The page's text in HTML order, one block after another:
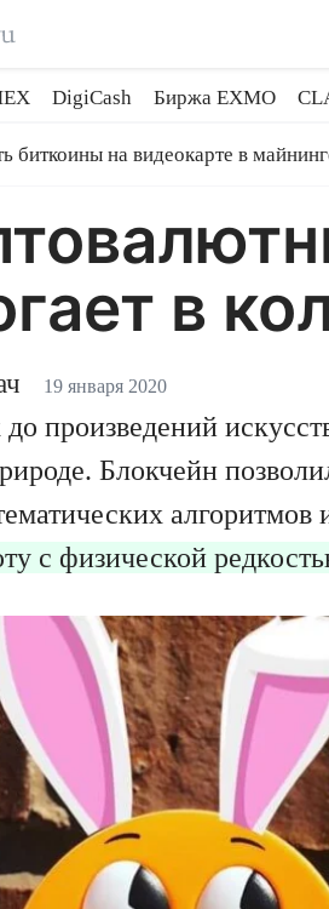
DigiCash Биржа EXMO
биткоины на видеокарте в
в
19 января 2020
произведений
Блокчейн
алгоритмов
с физической